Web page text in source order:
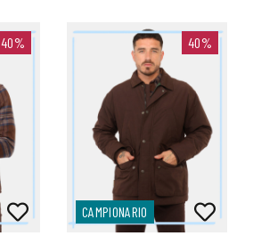
40% 40%
CAMPIONARIO